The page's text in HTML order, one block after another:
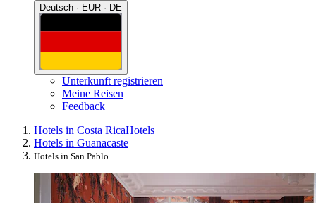
Deutsch · EUR · DE
Unterkunft registrieren
Meine Reisen
Feedback
Hotels in Costa RicaHotels
Hotels in Guanacaste
Hotels in San Pablo